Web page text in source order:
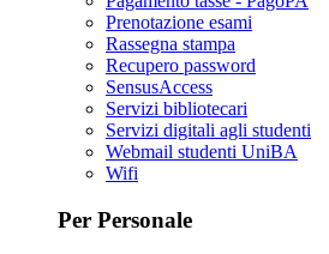
Prenotazione esami
Rassegna stampa
Recupero password
SensusAccess
Servizi bibliotecari
Servizi digitali agli studenti
Webmail studenti UniBA
Wifi
Per Personale